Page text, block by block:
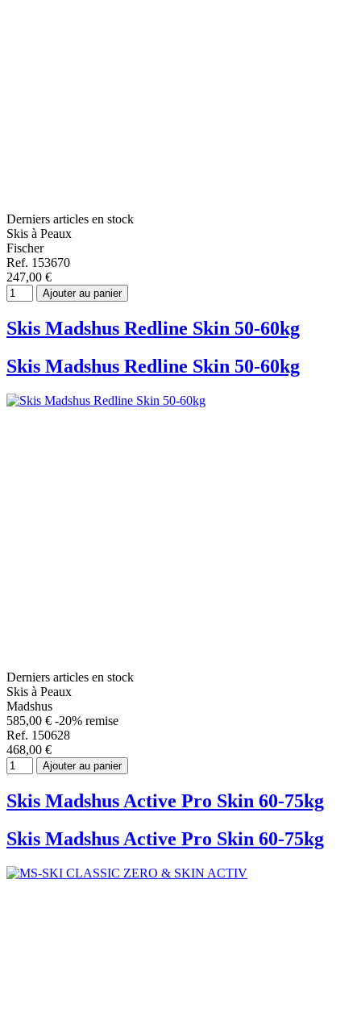
Derniers articles en stock
Skis à Peaux
Fischer
Ref. 153670
247,00 €
Ajouter au panier
Skis Madshus Redline Skin 50-60kg
Skis Madshus Redline Skin 50-60kg
Derniers articles en stock
Skis à Peaux
Madshus
585,00 € -20% remise
Ref. 150628
468,00 €
Ajouter au panier
Skis Madshus Active Pro Skin 60-75kg
Skis Madshus Active Pro Skin 60-75kg